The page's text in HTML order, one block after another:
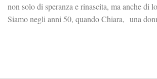
non solo di speranza e rinascita, ma anche di
Siamo negli anni 50, quando Chiara, una